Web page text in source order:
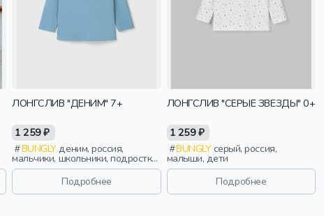
ЛОНГСЛИВ "ДЕНИМ" 7+
1 259 ₽
BUNGLYденим, россия,
мальчики, школьники, подростки,
дети
Подробнее
ЛОНГСЛИВ "СЕРЫЕ ЗВЕЗДЫ" 0+
1 259 ₽
BUNGLYсерый, россия,
малыши, дети
Подробнее